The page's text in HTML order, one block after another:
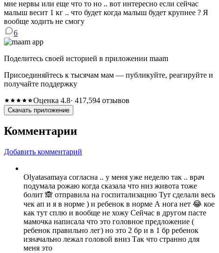
мне нервы или еще что то но .. вот интересно если сейчас
малыш весит 1 кг .. что будет когда малыш будет крупнее ? Я
вообще ходить не смогу
6
Поделитесь своей историей в приложении maam
Присоединяйтесь к тысячам мам — публикуйте, реагируйте и
получайте поддержку
Оценка 4.8· 417,594 отзывов
Скачать приложение
Комментарии
Добавить комментарий
Olyatasamaya согласна .. у меня уже неделю так .. врач
подумала рожаю когда сказала что низ живота тоже
болит 🙈 отправила на госпитализацию Тут сделали весь
чек ап и я в норме ) и ребенок в норме А нога нет 😂 кое
как тут сплю и вообще не хожу Сейчас в другом пасте
мамочка написала что это головное предложение (
ребенок правильно лег) но это 2 бр и в 1 бр ребенок
изначально лежал головой вниз Так что странно для
меня это